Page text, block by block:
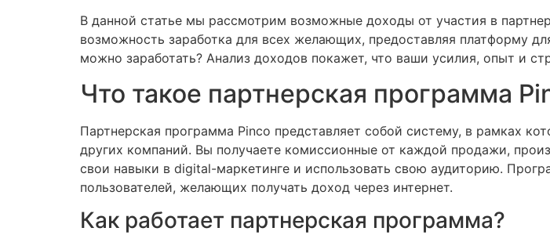
В данной статье мы рассмотрим возможные доходы от участия в
возможность заработка для всех желающих, предоставляя платформу
можно заработать? Анализ доходов покажет, что ваши усилия, опыт и
Что такое партнерская программа
Партнерская программа Pinco представляет собой систему, в рамках
других компаний. Вы получаете комиссионные от каждой продажи,
свои навыки в digital-маркетинге и использовать свою аудиторию.
пользователей, желающих получать доход через интернет.
Как работает партнерская программа?